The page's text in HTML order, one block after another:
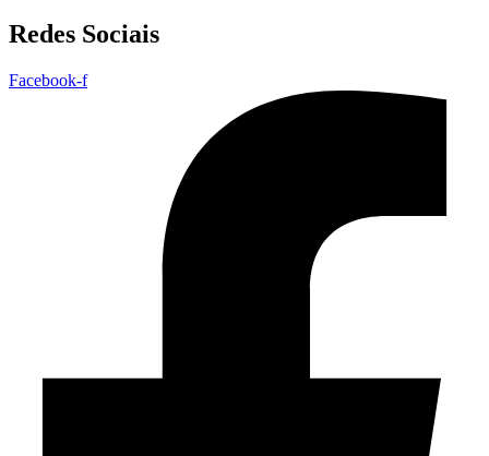
Redes Sociais
Facebook-f